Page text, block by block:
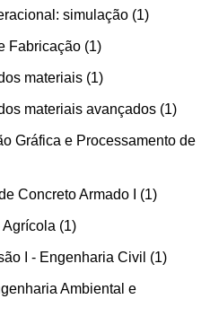
simulação 1
Fabricação 1
materiais 1
materiais avançados 1
Gráfica e Processamento de
Concreto Armado I 1
Agrícola 1
I - Engenharia Civil 1
Ambiental e